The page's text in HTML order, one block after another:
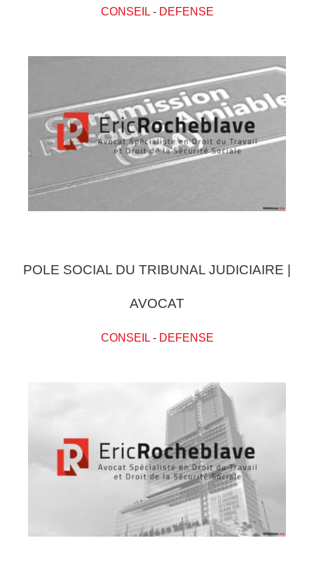
CONSEIL- DEFENSE
POLE SOCIAL DU TRIBUNAL JUDICIAIRE |
AVOCAT
CONSEIL- DEFENSE